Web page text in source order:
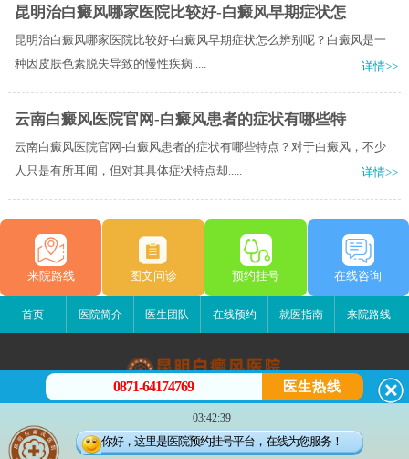
昆明治白癜风哪家医院比较好-白癜风早期症状怎
昆明治白癜风哪家医院比较好-白癜风早期症状怎么辨别呢？​白癜风是一
种因皮肤色素脱失导致的慢性疾病.....
详情>>
云南白癜风医院官网-白癜风患者的症状有哪些特
云南白癜风医院官网-白癜风患者的症状有哪些特点？对于白癜风，不少
人只是有所耳闻，但对其具体症状特点却.....
详情>>
来院路线 图文问诊 预约挂号 在线咨询
首页 医院简介 医生团队 在线预约 就医指南 来院路线
昆明白癜风医院
昆明市五华区护国路2号
版权所有：昆明白癜风医院
0871-64174769 医生热线
03:42:39
你好，这里是医院预约挂号平台，在线为您服务！